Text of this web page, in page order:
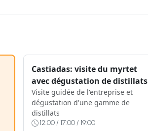
Castiadas: visite du myrtet
avec dégustation de distillats
Visite guidée de l'entreprise et
dégustation d'une gamme de
distillats
12:00 / 17:00 / 19:00